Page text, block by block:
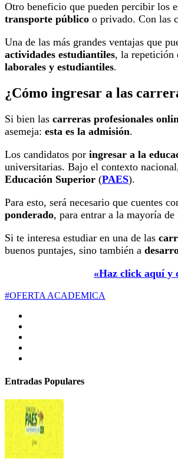
Otro beneficio que pueden percibir los
transporte público o privado. Con las
Una de las más grandes ventajas que
actividades estudiantiles, la repetición
laborales y estudiantiles.
¿Cómo ingresar a las
Si bien las carreras profesionales
asemeja: esta es la admisión.
Los candidatos por ingresar a la
universitarias. Bajo el contexto
Educación Superior (PAES).
Para esto, será necesario que cuentes
ponderado, para entrar a la mayoría de
Si te interesa estudiar en una de las
buenos puntajes, sino también a
«Haz click aquí y
#OFERTA ACADEMICA
Entradas Populares